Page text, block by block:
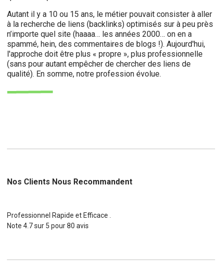
Autant il y a 10 ou 15 ans, le métier pouvait consister à aller
à la recherche de liens (backlinks) optimisés sur à peu près
n’importe quel site (haaaa… les années 2000… on en a
spammé, hein, des commentaires de blogs !). Aujourd'hui,
l'approche doit être plus « propre », plus professionnelle
(sans pour autant empêcher de chercher des liens de
qualité). En somme, notre profession évolue.
Nos Clients Nous Recommandent
Professionnel Rapide et Efficace .
Note4.7sur 5 pour80 avis